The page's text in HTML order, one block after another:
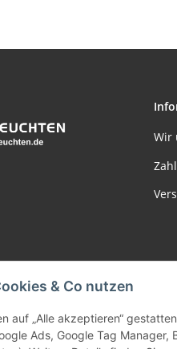
& Co nutzen
auf „Alle akzeptieren“
Ads, Google Tag
Wir